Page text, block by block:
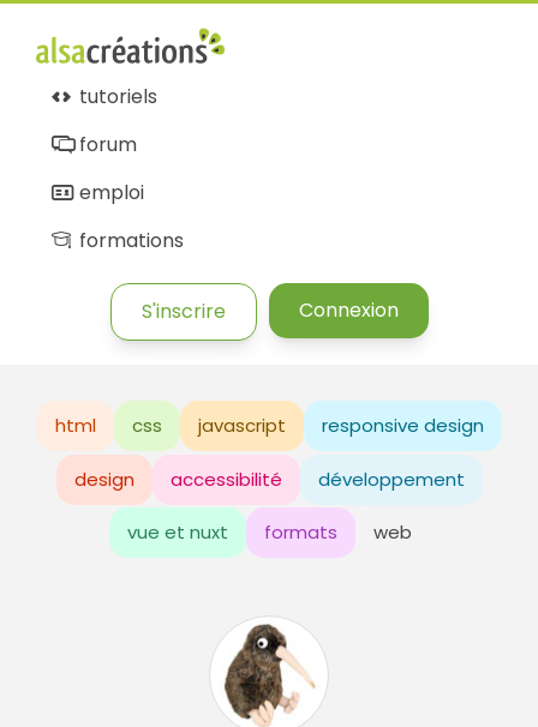
tutoriels
forum
emploi
formations
S'inscrire Connexion
html css javascript responsive design
design accessibilité développement
vue et nuxt formats web